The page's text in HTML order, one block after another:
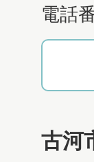
電話
古河